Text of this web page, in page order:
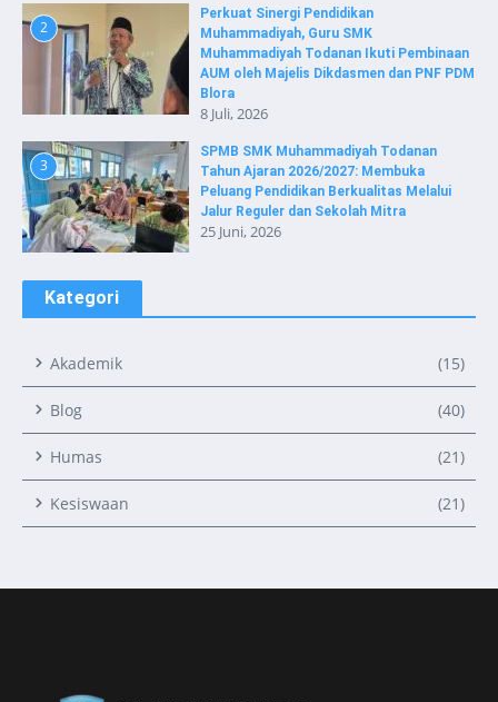
2
Perkuat Sinergi Pendidikan
Muhammadiyah, Guru SMK
Muhammadiyah Todanan Ikuti Pembinaan
AUM oleh Majelis Dikdasmen dan PNF PDM
Blora
8 Juli, 2026
3
SPMB SMK Muhammadiyah Todanan
Tahun Ajaran 2026/2027: Membuka
Peluang Pendidikan Berkualitas Melalui
Jalur Reguler dan Sekolah Mitra
25 Juni, 2026
Kategori
Akademik (15)
Blog (40)
Humas (21)
Kesiswaan (21)